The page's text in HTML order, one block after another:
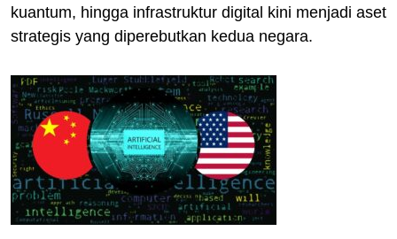
kuantum, hingga infrastruktur digital kini menjadi aset
strategis yang diperebutkan kedua negara.